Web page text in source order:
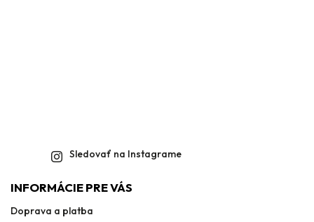
Sledovať na Instagrame
INFORMÁCIE PRE VÁS
Doprava a platba